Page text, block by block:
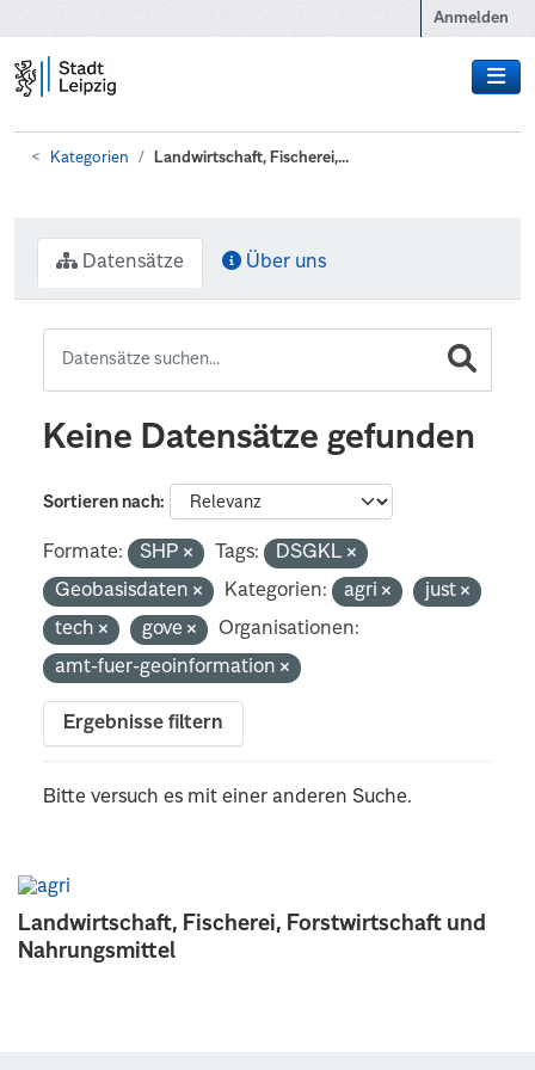
Anmelden
Kategorien Landwirtschaft, Fischerei,...
Landwirtschaft, Fischerei, Forstwirtschaft und
Nahrungsmittel
Datensätze Über uns
Keine Datensätze gefunden
Sortieren nach
Formate: SHP Tags:
DSGKL
Geobasisdaten
Kategorien: agri
just
tech
gove
Organisationen:
amt-fuer-geoinformation
Ergebnisse filtern
Bitte versuch es mit einer anderen Suche.